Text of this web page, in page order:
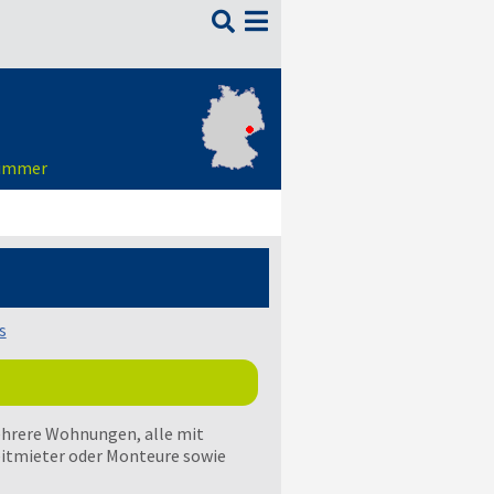

Wohnungen, alle mit
oder Monteure sowie